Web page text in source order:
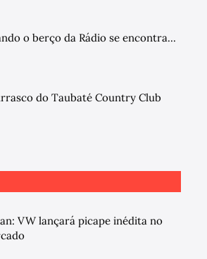
o berço da Rádio se encontra...
do Taubaté Country Club
VW lançará picape inédita no